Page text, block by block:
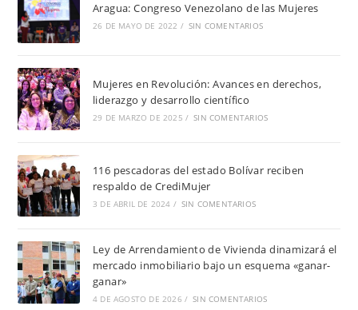
Aragua: Congreso Venezolano de las Mujeres
26 DE MAYO DE 2022 / SIN COMENTARIOS
Mujeres en Revolución: Avances en derechos,
liderazgo y desarrollo científico
29 DE MARZO DE 2025 / SIN COMENTARIOS
116 pescadoras del estado Bolívar reciben
respaldo de CrediMujer
3 DE ABRIL DE 2024 / SIN COMENTARIOS
Ley de Arrendamiento de Vivienda dinamizará el
mercado inmobiliario bajo un esquema «ganar-
ganar»
4 DE AGOSTO DE 2026 / SIN COMENTARIOS